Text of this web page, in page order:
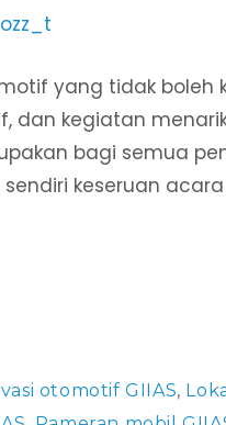
yang tidak boleh
dan kegiatan
bagi semua
keseruan acara
otomotif GIIAS,